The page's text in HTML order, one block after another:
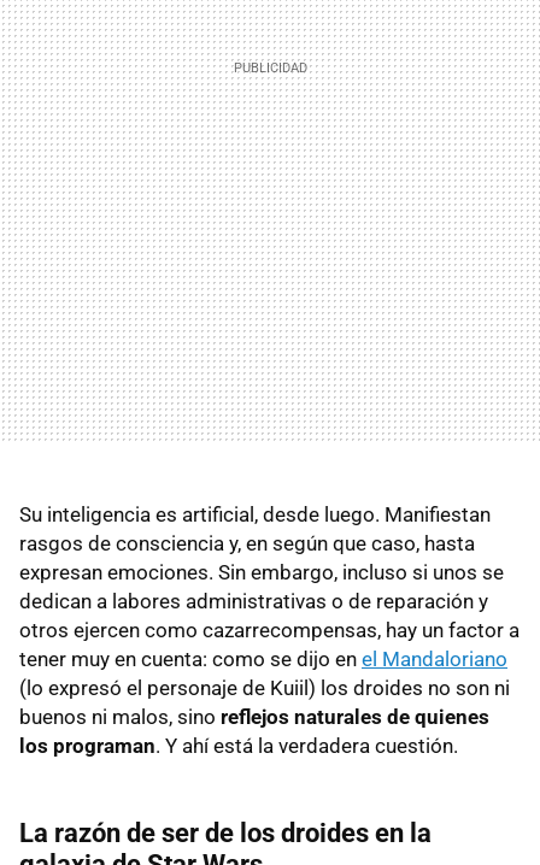
Su inteligencia es artificial, desde luego. Manifiestan
rasgos de consciencia y, en según que caso, hasta
expresan emociones. Sin embargo, incluso si unos se
dedican a labores administrativas o de reparación y
otros ejercen como cazarrecompensas, hay un factor a
tener muy en cuenta: como se dijo en el Mandaloriano
(lo expresó el personaje de Kuiil) los droides no son ni
buenos ni malos, sino reflejos naturales de quienes
los programan. Y ahí está la verdadera cuestión.
La razón de ser de los droides en la